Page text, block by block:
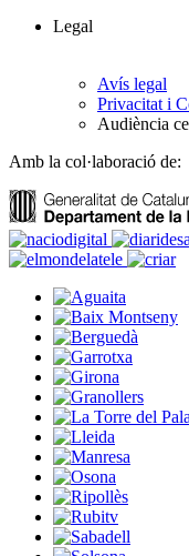
Legal
Avís legal
Privacitat i
Audiència
Amb la col·laboració de: